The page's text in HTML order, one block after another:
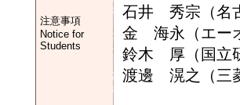
注意事項
Notice for
Students
石井 秀宗（名
金 海永（エー
鈴木 厚（国立
渡邊 滉之（三